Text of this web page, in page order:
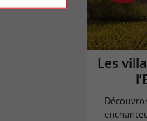
Les